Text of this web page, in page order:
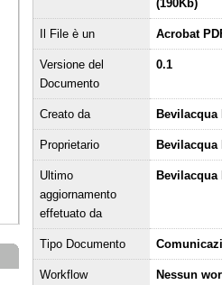
(190Kb)
Il File è un Acrobat
Versione del
Documento
0.1
Creato da Bevilacqua
Proprietario Bevilacqua
Ultimo
aggiornamento
effetuato da
Bevilacqua
Tipo Documento
Workflow Nessun